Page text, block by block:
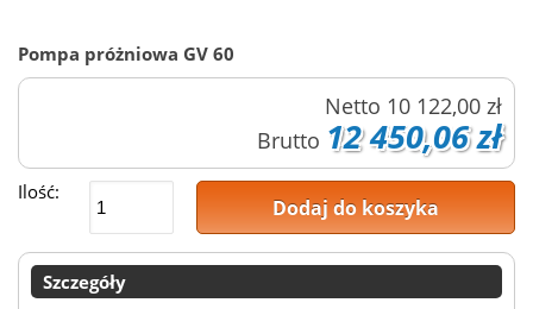
Pompa próżniowa GV 60
Netto 10 122,00 zł
Brutto 12 450,06 zł
Ilość:
Dodaj do koszyka
Szczegóły